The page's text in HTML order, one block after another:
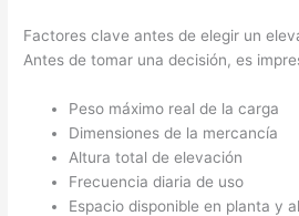
Factores clave antes de elegir un
Antes de tomar una decisión, es
Peso máximo real de la carga
Dimensiones de la mercancía
Altura total de elevación
Frecuencia diaria de uso
Espacio disponible en planta y